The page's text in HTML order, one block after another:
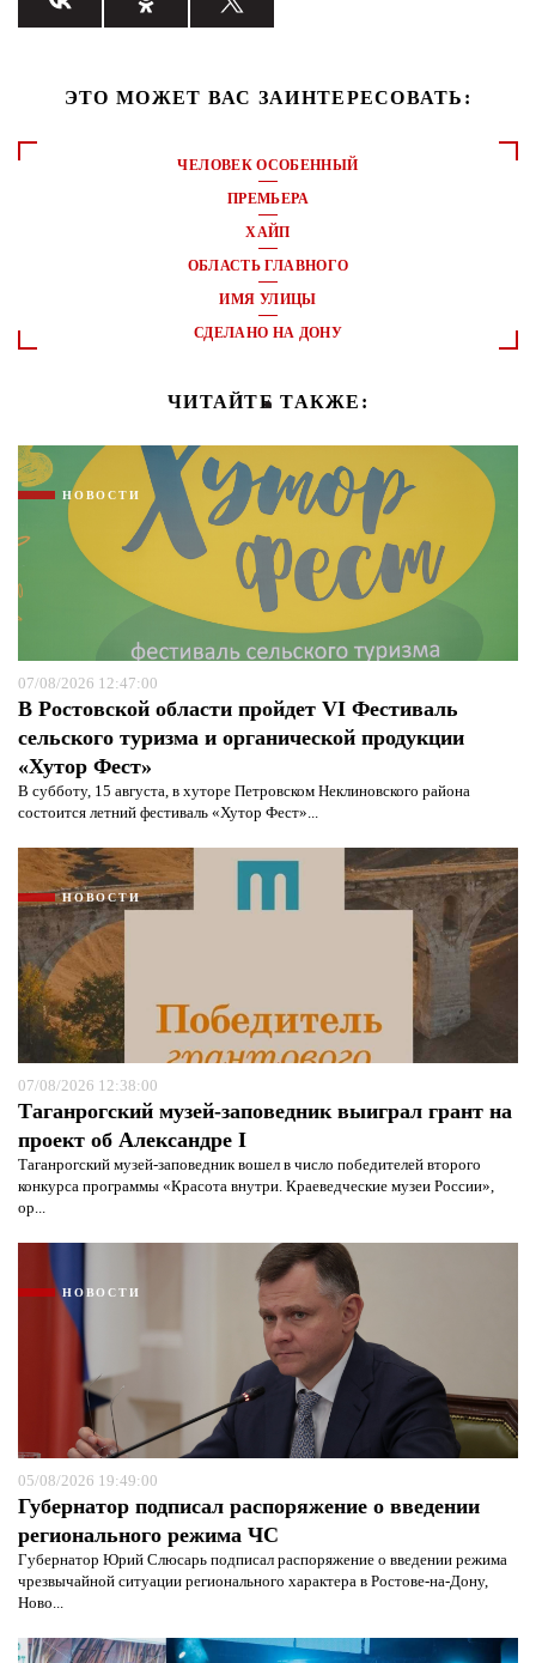
ЭТО МОЖЕТ ВАС ЗАИНТЕРЕСОВАТЬ:
ЧЕЛОВЕК ОСОБЕННЫЙ
ПРЕМЬЕРА
ХАЙП
ОБЛАСТЬ ГЛАВНОГО
ИМЯ УЛИЦЫ
СДЕЛАНО НА ДОНУ
ЧИТАЙТЕ ТАКЖЕ:
НОВОСТИ
07/08/2026 12:47:00
В Ростовской области пройдет VI Фестиваль
сельского туризма и органической продукции
«Хутор Фест»
В субботу, 15 августа, в хуторе Петровском Неклиновского района
состоится летний фестиваль «Хутор Фест»...
НОВОСТИ
07/08/2026 12:38:00
Таганрогский музей-заповедник выиграл грант на
проект об Александре I
Таганрогский музей-заповедник вошел в число победителей второго
конкурса программы «Красота внутри. Краеведческие музеи России»,
ор...
НОВОСТИ
05/08/2026 19:49:00
Губернатор подписал распоряжение о введении
регионального режима ЧС
Губернатор Юрий Слюсарь подписал распоряжение о введении режима
чрезвычайной ситуации регионального характера в Ростове-на-Дону,
Ново...